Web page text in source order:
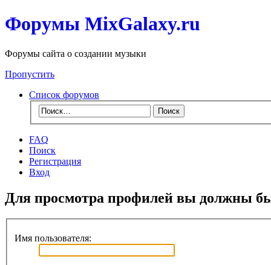
Форумы MixGalaxy.ru
Форумы сайта о создании музыки
Пропустить
Список форумов
FAQ
Поиск
Регистрация
Вход
Для просмотра профилей вы должны
Имя пользователя: